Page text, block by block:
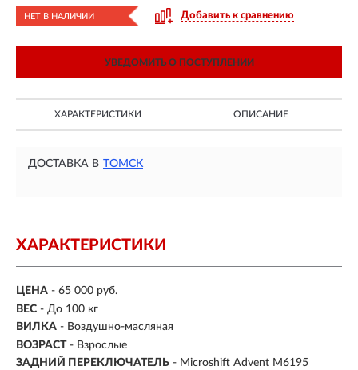
НЕТ В НАЛИЧИИ Добавить к сравнению
УВЕДОМИТЬ О ПОСТУПЛЕНИИ
ХАРАКТЕРИСТИКИ ОПИСАНИЕ
ДОСТАВКА В ТОМСК
ХАРАКТЕРИСТИКИ
ЦЕНА - 65 000 руб.
ВЕС - До 100 кг
ВИЛКА - Воздушно-масляная
ВОЗРАСТ - Взрослые
ЗАДНИЙ ПЕРЕКЛЮЧАТЕЛЬ - Microshift Advent M6195